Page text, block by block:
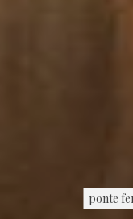
ponte